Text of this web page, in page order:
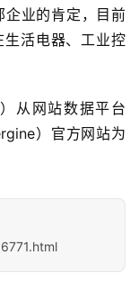
业的肯定，目前
生活电器、工业控
）从网站数据平台
）官方网站为